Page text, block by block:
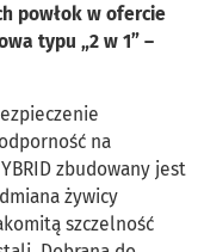
powłok w ofercie
typu „2 w 1” –
na
zbudowany jest
żywicy
szczelność